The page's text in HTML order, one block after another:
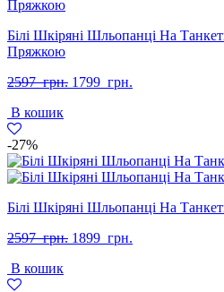
Білі Шкіряні Шльопанці На
Пряжкою
2597 грн. Оригінальна
1799 грн.
В кошик
-27%
Білі Шкіряні Шльопанці На
2597 грн. Оригінальна
1899 грн.
В кошик